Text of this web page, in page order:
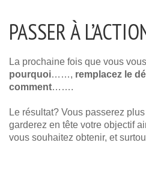
PASSER À
La prochaine fois que vous
pourquoi……, remplacez le
comment…….
Le résultat? Vous passerez
garderez en tête votre objectif
vous souhaitez obtenir, et